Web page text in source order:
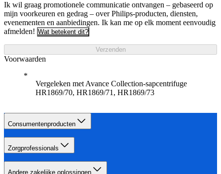
Ik wil graag promotionele communicatie ontvangen – gebaseerd op
mijn voorkeuren en gedrag – over Philips-producten, diensten,
evenementen en aanbiedingen. Ik kan me op elk moment eenvoudig
afmelden! Wat betekent dit?
Verzenden
Voorwaarden
Vergeleken met Avance Collection-sapcentrifuge
HR1869/70, HR1869/71, HR1869/73
Consumentenproducten
Zorgprofessionals
Andere zakelijke oplossingen